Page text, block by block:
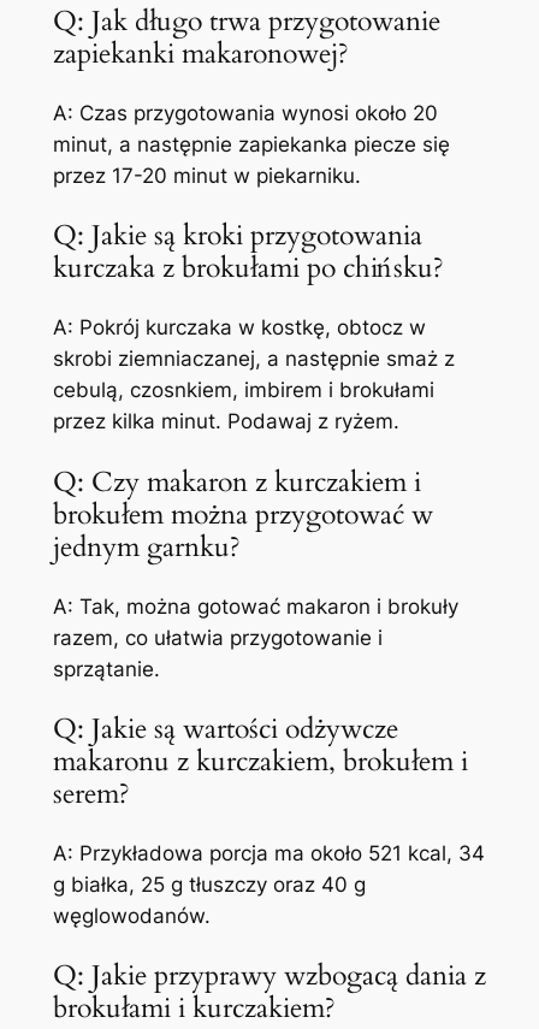
Q: Jak długo trwa przygotowanie
zapiekanki makaronowej?
A: Czas przygotowania wynosi około 20
minut, a następnie zapiekanka piecze się
przez 17-20 minut w piekarniku.
Q: Jakie są kroki przygotowania
kurczaka z brokułami po chińsku?
A: Pokrój kurczaka w kostkę, obtocz w
skrobi ziemniaczanej, a następnie smaż z
cebulą, czosnkiem, imbirem i brokułami
przez kilka minut. Podawaj z ryżem.
Q: Czy makaron z kurczakiem i
brokułem można przygotować w
jednym garnku?
A: Tak, można gotować makaron i brokuły
razem, co ułatwia przygotowanie i
sprzątanie.
Q: Jakie są wartości odżywcze
makaronu z kurczakiem, brokułem i
serem?
A: Przykładowa porcja ma około 521 kcal, 34
g białka, 25 g tłuszczy oraz 40 g
węglowodanów.
Q: Jakie przyprawy wzbogacą dania z
brokułami i kurczakiem?